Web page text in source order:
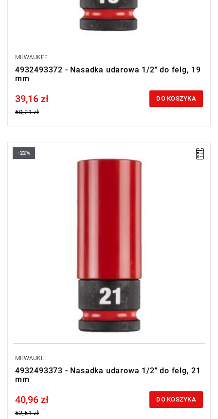
MILWAUKEE
4932493372 - Nasadka udarowa 1/2" do felg, 19
mm
Price tax included
39,16 zł
50,21 zł
DO KOSZYKA
-22%
MILWAUKEE
4932493373 - Nasadka udarowa 1/2" do felg, 21
mm
Price tax included
40,96 zł
52,51 zł
DO KOSZYKA